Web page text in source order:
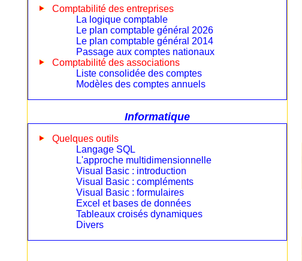
Comptabilité des entreprises
La logique comptable
Le plan comptable général 2026
Le plan comptable général 2014
Passage aux comptes nationaux
Comptabilité des associations
Liste consolidée des comptes
Modèles des comptes annuels
Informatique
Quelques outils
Langage SQL
L'approche multidimensionnelle
Visual Basic : introduction
Visual Basic : compléments
Visual Basic : formulaires
Excel et bases de données
Tableaux croisés dynamiques
Divers